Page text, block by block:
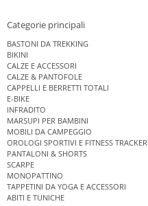
Categorie principali
BASTONI DA TREKKING
BIKINI
CALZE E ACCESSORI
CALZE & PANTOFOLE
CAPPELLI E BERRETTI TOTALI
E-BIKE
INFRADITO
MARSUPI PER BAMBINI
MOBILI DA CAMPEGGIO
OROLOGI SPORTIVI E FITNESS TRACKER
PANTALONI & SHORTS
SCARPE
MONOPATTINO
TAPPETINI DA YOGA E ACCESSORI
ABITI E TUNICHE